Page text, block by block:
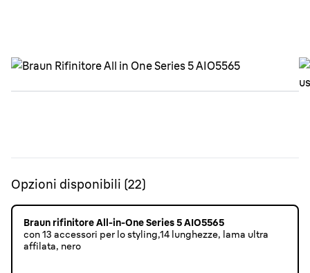
Opzioni disponibili (22)
Braun rifinitore All-in-One Series 5 AIO5565
con 13 accessori per lo styling,14 lunghezze, lama ultra
affilata, nero